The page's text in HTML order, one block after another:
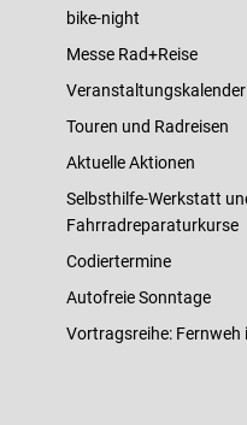
bike-night
Messe Rad+Reise
Veranstaltungskalender
Touren und Radreisen
Aktuelle Aktionen
Selbsthilfe-Werkstatt
Fahrradreparaturkurse
Codiertermine
Autofreie Sonntage
Vortragsreihe: Fernweh